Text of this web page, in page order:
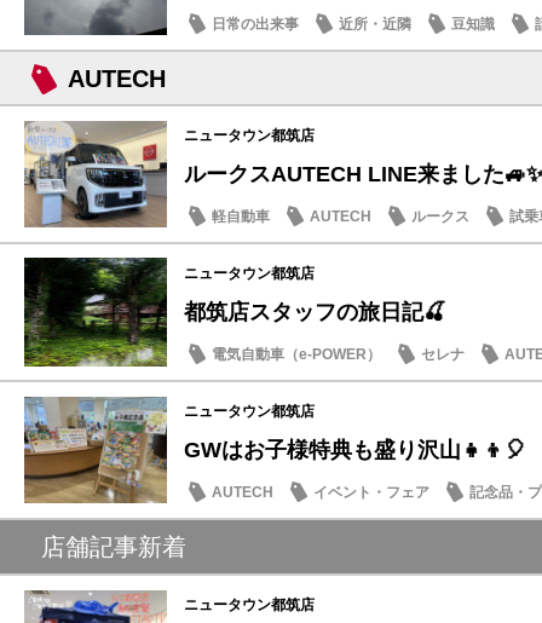
日常の出来事 近所・近隣 豆知識
AUTECH
ニュータウン都筑店
ルークスAUTECH LINE来ました
軽自動車 AUTECH ルークス 試乗
ニュータウン都筑店
都筑店スタッフの旅日記🍒
電気自動車（e-POWER） セレナ
ドライブ情報
ニュータウン都筑店
GWはお子様特典も盛り沢山👧👦🎈
AUTECH イベント・フェア
記念品・
日産のお店
店舗記事新着
ニュータウン都筑店